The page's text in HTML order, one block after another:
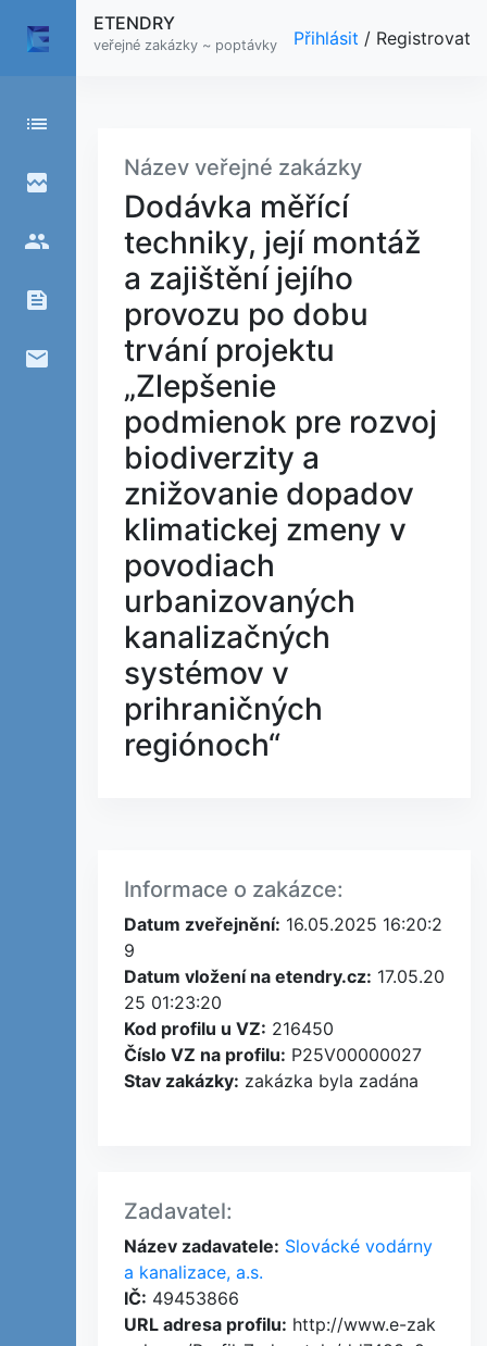
list
broken_image
people
feed
email
ETENDRY
veřejné zakázky ~ poptávky Přihlásit / Registrovat
Název veřejné zakázky
Dodávka měřící
techniky, její montáž
a zajištění jejího
provozu po dobu
trvání projektu
„Zlepšenie
podmienok pre rozvoj
biodiverzity a
znižovanie dopadov
klimatickej zmeny v
povodiach
urbanizovaných
kanalizačných
systémov v
prihraničných
regiónoch“
Informace o zakázce:
Datum zveřejnění: 16.05.2025 16:20:2
9
Datum vložení na etendry.cz: 17.05.20
25 01:23:20
Kod profilu u VZ: 216450
Číslo VZ na profilu: P25V00000027
Stav zakázky: zakázka byla zadána
Zadavatel:
Název zadavatele: Slovácké vodárny
a kanalizace, a.s.
IČ: 49453866
URL adresa profilu: http://www.e-zak